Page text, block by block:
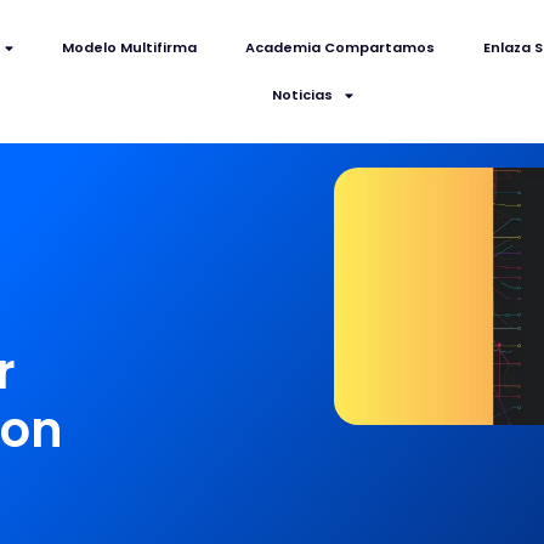
Modelo Multifirma Academia Compartamos Enlaza
Noticias